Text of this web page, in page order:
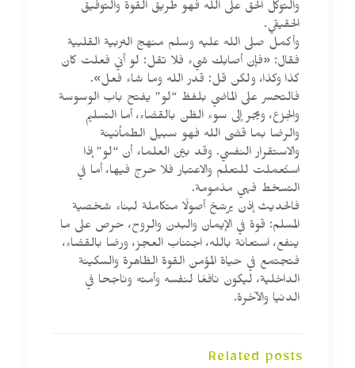
والتوكل الحق على الله فهو طريق القوة والتوفيق
الحقيقي.
وأكمل صلى الله عليه وسلم منهج التربية القلبية
فقال: «فإن أصابك شيء فلا تقل: لو أني فعلت كان
كذا وكذا، ولكن قل: قدر الله وما شاء فعل».
فالتحسر على الماضي بلفظ “لو” يفتح باب الوسوسة
والجزع، ويجر إلى سوء الظن بالقضاء، أما التسليم
والرضا بما قضى الله فهو سبيل الطمأنينة
والاستقرار النفسي. وقد بيّن العلماء أن “لو” إذا
استُعملت للتعلم والاعتبار فلا حرج فيها، أما في
التسخط فهي مذمومة.
فالحديث إذن يرسّخ أصولًا متكاملة لبناء شخصية
المسلم: قوة في الإيمان والبدن والروح، حرص على ما
ينفع، استعانة بالله، اجتناب العجز، ورضا بالقضاء،
فتجتمع في حياة المؤمن القوة الظاهرة والسكينة
الداخلية، ليكون نافعًا لنفسه وأمته وناجحا في
الدنيا والآخرة.
Related posts